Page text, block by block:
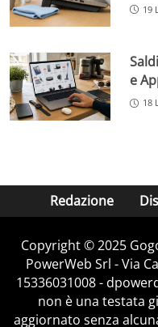
19
e
18
Redazione
Copyright © 2025
PowerWeb Srl - Via
15336031008 -
non è una testata
aggiornato senza